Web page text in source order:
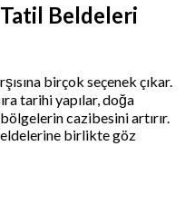
Beldeleri
birçok seçenek çıkar.
tarihi yapılar, doğa
cazibesini artırır.
birlikte göz